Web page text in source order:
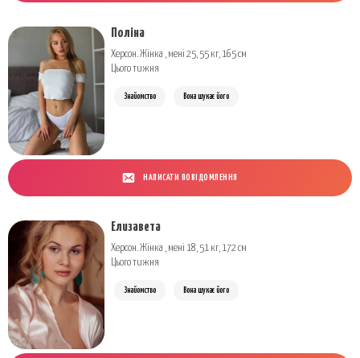
Поліна
Херсон. Жінка , мені 25, 55 кг, 165 см
Цього тижня
Знайомство Вона шукає його
НАПИСАТИ ПОВІДОМЛЕННЯ
Елизавета
Херсон. Жінка , мені 18, 51 кг, 172 см
Цього тижня
Знайомство Вона шукає його